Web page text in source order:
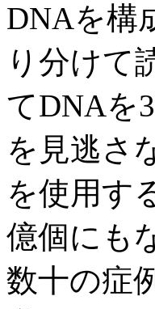
DNAを構
り分けて
てDNAを
を見逃さ
を使用す
億個にも
数十の症